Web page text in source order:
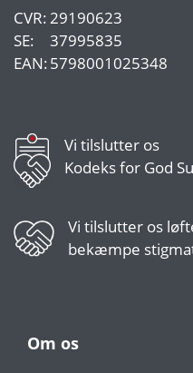
CVR:29190623
SE:
37995835
EAN:5798001025348
Vi tilslutter os
Kodeks for God
Vi tilslutter os
bekæmpe
Om os